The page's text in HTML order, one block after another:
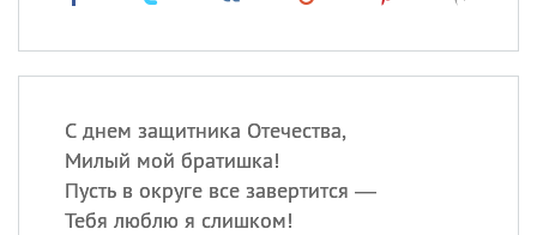
С днем защитника Отечества,
Милый мой братишка!
Пусть в округе все завертится —
Тебя люблю я слишком!